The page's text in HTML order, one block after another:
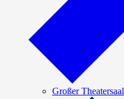
Großer Theatersaal